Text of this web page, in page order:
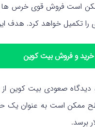
سطح ممکن است فروش قوی خرس
خواهد کرد. هدف این تنظیم ۴۹۱۷۸
خرید و فروش بیت کوین
دیدگاه صعودی بیت کوین
یابد. این سطح ممکن است به